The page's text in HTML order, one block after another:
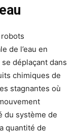
de l’eau en
déplaçant dans
chimiques de
stagnantes où
du système de
quantité de